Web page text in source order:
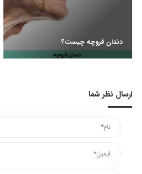
دندان قروچه چیست؟
ارسال نظر شما